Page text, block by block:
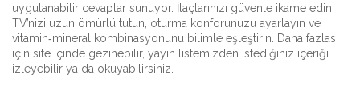
uygulanabilir cevaplar sunuyor. İlaçlarınızı güvenle ikame edin,
TV’nizi uzun ömürlü tutun, oturma konforunuzu ayarlayın ve
vitamin‑mineral kombinasyonunu bilimle eşleştirin. Daha fazlası
için site içinde gezinebilir, yayın listemizden istediğiniz içeriği
izleyebilir ya da okuyabilirsiniz.